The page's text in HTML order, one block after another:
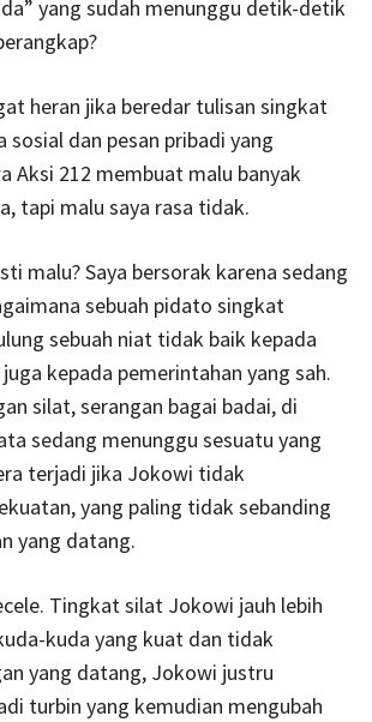
yang sudah menunggu detik-detik
heran jika beredar tulisan singkat
sosial dan pesan pribadi yang
Aksi 212 membuat malu banyak
tapi malu saya rasa tidak.
malu? Saya bersorak karena sedang
sebuah pidato singkat
sebuah niat tidak baik kepada
kepada pemerintahan yang sah.
silat, serangan bagai badai, di
sedang menunggu sesuatu yang
terjadi jika Jokowi tidak
yang paling tidak sebanding
yang datang.
Tingkat silat Jokowi jauh lebih
kuda yang kuat dan tidak
yang datang, Jokowi justru
turbin yang kemudian mengubah